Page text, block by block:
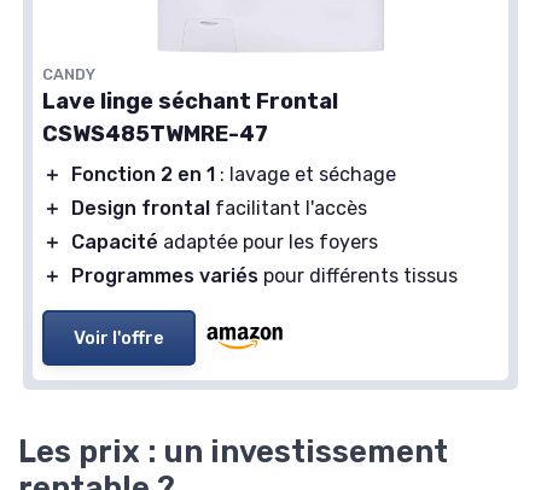
CANDY
Lave linge séchant Frontal
CSWS485TWMRE-47
＋ Fonction 2 en 1 : lavage et séchage
＋
Design frontal facilitant l'accès
＋
Capacité adaptée pour les foyers
＋
Programmes variés pour différents tissus
Voir l'offre
Les prix : un investissement